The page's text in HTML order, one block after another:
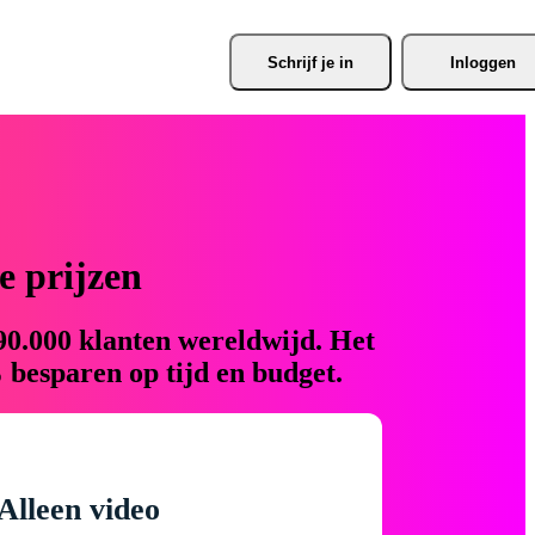
Schrijf je in Inloggen
prijzen
klanten wereldwijd. Het
op tijd en budget.
video